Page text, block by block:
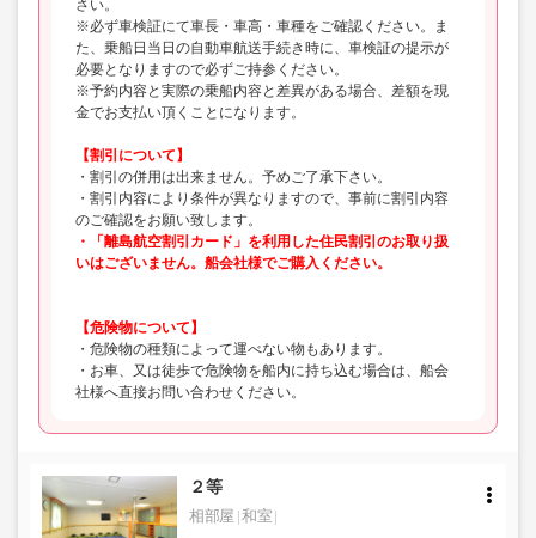
さい。
※必ず車検証にて車長・車高・車種をご確認ください。ま
た、乗船日当日の自動車航送手続き時に、車検証の提示が
必要となりますので必ずご持参ください。
※予約内容と実際の乗船内容と差異がある場合、差額を現
金でお支払い頂くことになります。
【割引について】
・割引の併用は出来ません。予めご了承下さい。
・割引内容により条件が異なりますので、事前に割引内容
のご確認をお願い致します。
・「離島航空割引カード」を利用した住民割引のお取り扱
いはございません。船会社様でご購入ください。
【危険物について】
・危険物の種類によって運べない物もあります。
・お車、又は徒歩で危険物を船内に持ち込む場合は、船会
社様へ直接お問い合わせください。
２等
相部屋 和室